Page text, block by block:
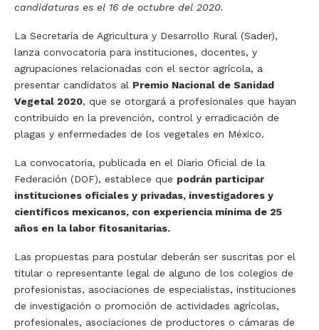
candidaturas es el 16 de octubre del 2020.
La Secretaría de Agricultura y Desarrollo Rural (Sader),
lanza convocatoria para instituciones, docentes, y
agrupaciones relacionadas con el sector agrícola, a
presentar candidatos al Premio Nacional de Sanidad
Vegetal 2020, que se otorgará a profesionales que hayan
contribuido en la prevención, control y erradicación de
plagas y enfermedades de los vegetales en México.
La convocatoria, publicada en el Diario Oficial de la
Federación (DOF), establece que podrán participar
instituciones oficiales y privadas, investigadores y
científicos mexicanos, con experiencia mínima de 25
años en la labor fitosanitarias.
Las propuestas para postular deberán ser suscritas por el
titular o representante legal de alguno de los colegios de
profesionistas, asociaciones de especialistas, instituciones
de investigación o promoción de actividades agrícolas,
profesionales, asociaciones de productores o cámaras de